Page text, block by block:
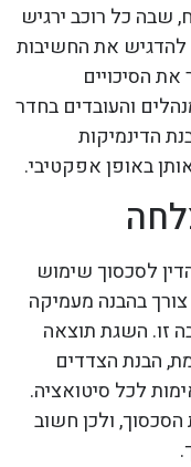
שבה כל רוכב ירגיש
את החשיבות
הסיכויים
והעובדים בחדר
הדינמיקות
באופן אפקטיבי.
לסכסוך שימוש
בהבנה מעמיקה
זו. השגת תוצאה
הבנת הצדדים
לכל סיטואציה.
ולכן חשוב